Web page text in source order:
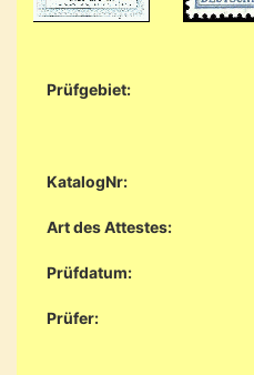
Prüfgebiet:
KatalogNr:
Art des Attestes:
Prüfdatum:
Prüfer: